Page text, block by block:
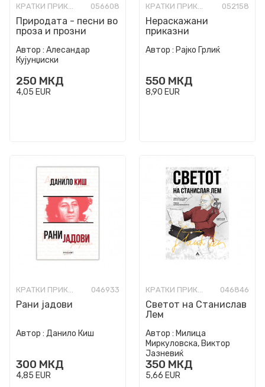
КРАТКИ ПРИКАЗНИ 056608
Природата - песни во
проза и прозни
Автор : Алесандар
Кујунџиски
250 МКД
4,05 EUR
КРАТКИ ПРИКАЗНИ 052158
Нераскажани
приказни
Автор : Рајко Грлиќ
550 МКД
8,90 EUR
КРАТКИ ПРИКАЗНИ 046933
Рани јадови
Автор : Данило Киш
300 МКД
4,85 EUR
КРАТКИ ПРИКАЗНИ 046846
Светот на Станислав
Лем
Автор : Милица
Миркуловска, Виктор
Јазневиќ
350 МКД
5,66 EUR